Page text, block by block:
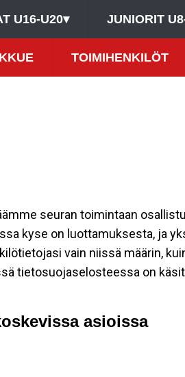
U16-U20▾ JUNIORIT
TOIMIHENKILÖT
seuran toimintaan
kyse on luottamuksesta, ja
vain niissä määrin,
tietosuojaselosteessa on
asioissa